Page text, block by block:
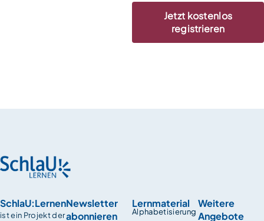
Jetzt kostenlos
registrieren
SchlaU:Lernen
ist ein Projekt der
Lernmaterial
Alphabetisierung
Weitere
Angebote
Newsletter
abonnieren